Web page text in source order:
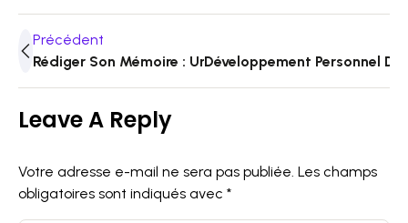
Précédent
Rédiger Son Mémoire : Un Guide Étape Par Étape
Développement Personnel
Leave A Reply
Votre adresse e-mail ne sera pas publiée. Les champs
obligatoires sont indiqués avec *